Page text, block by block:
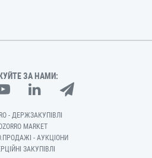
ЗА НАМИ:
- ДЕРЖЗАКУПІВЛІ
MARKET
- АУКЦІОНИ
ЗАКУПІВЛІ